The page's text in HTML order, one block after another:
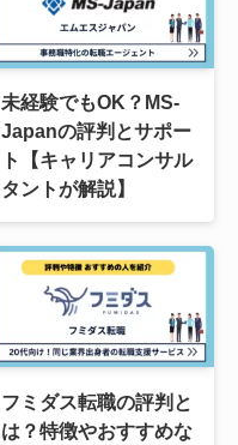
未経験でもOK？MS-
Japanの評判とサポー
ト【キャリアコンサル
タントが解説】
フミダス転職の評判と
は？特徴やおすすめな